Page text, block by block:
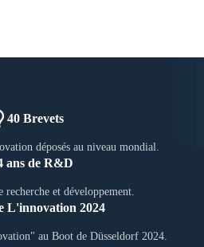
40 Brevets
déposés au niveau mondial.
ans de R&D
recherche et développement.
L'innovation 2024
au Boot de Düsseldorf 2024.